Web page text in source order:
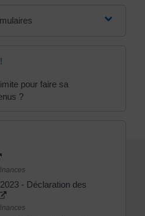
pour faire sa
?
- Déclaration des